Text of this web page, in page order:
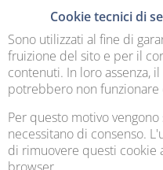
Cookie tecnici di
Sono utilizzati al fine di
fruizione del sito e per il
contenuti. In loro assenza,
potrebbero non
Per questo motivo
necessitano di consenso.
di rimuovere questi cookie